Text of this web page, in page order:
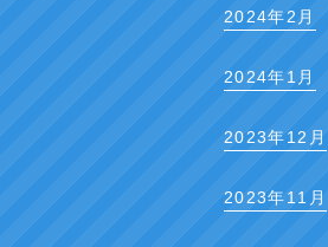
2024年2月
2024年1月
2023年12月
2023年11月